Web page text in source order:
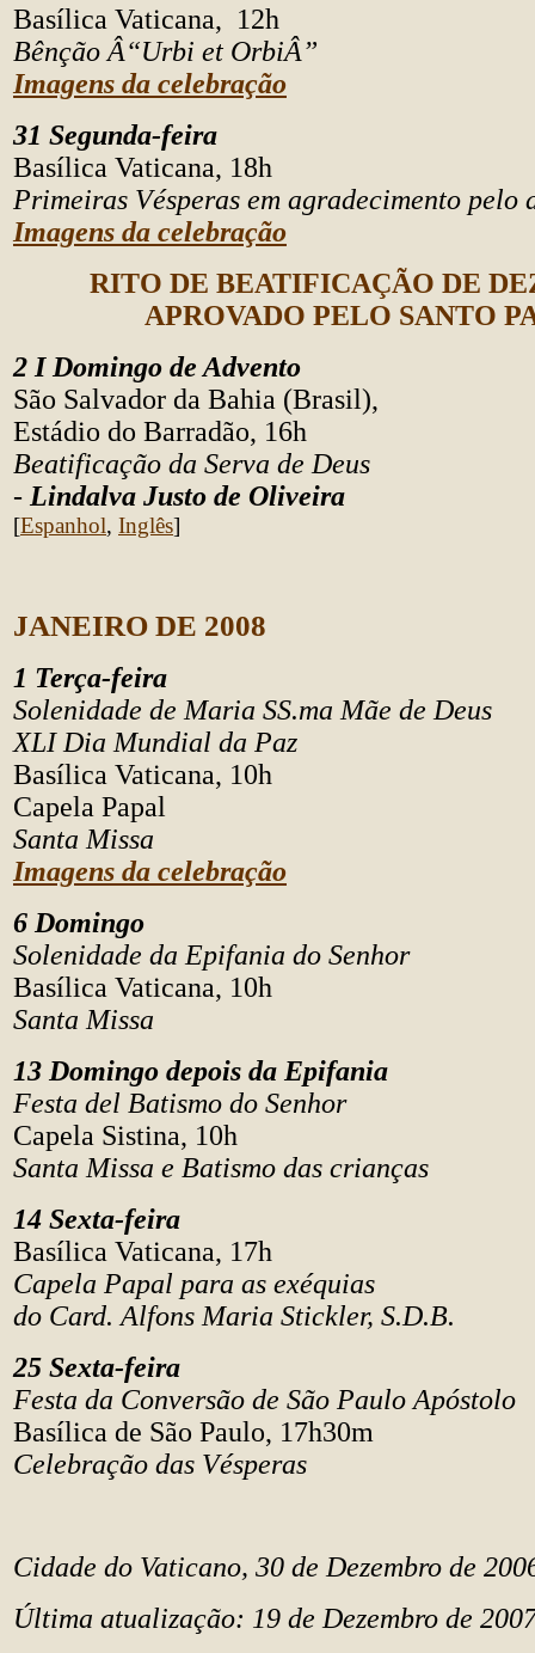
Basílica Vaticana, 12h
Bênção Â“Urbi et OrbiÂ”
Imagens da celebração
31 Segunda-feira
Basílica Vaticana, 18h
Primeiras Vésperas em agradecimento pelo
Imagens da celebração
RITO DE BEATIFICAÇÃO DE
APROVADO PELO SANTO
2 I Domingo de Advento
São Salvador da Bahia (Brasil),
Estádio do Barradão, 16h
Beatificação da Serva de Deus
- Lindalva Justo de Oliveira
[Espanhol, Inglês]
JANEIRO DE 2008
1 Terça-feira
Solenidade de Maria SS.ma Mãe de Deus
XLI Dia Mundial da Paz
Basílica Vaticana, 10h
Capela Papal
Santa Missa
Imagens da celebração
6 Domingo
Solenidade da Epifania do Senhor
Basílica Vaticana, 10h
Santa Missa
13 Domingo depois da Epifania
Festa del Batismo do Senhor
Capela Sistina, 10h
Santa Missa e Batismo das crianças
14 Sexta-feira
Basílica Vaticana, 17h
Capela Papal para as exéquias
do Card. Alfons Maria Stickler, S.D.B.
25 Sexta-feira
Festa da Conversão de São Paulo Apóstolo
Basílica de São Paulo, 17h30m
Celebração das Vésperas
Cidade do Vaticano, 30 de Dezembro de
Última atualização: 19 de Dezembro de